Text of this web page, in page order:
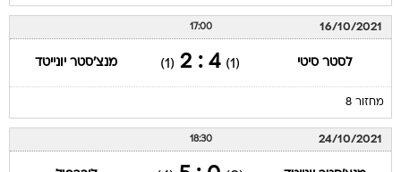
16/10/2021
17:00
לסטר סיטי (1)
4 : 2
(1) מנצ'סטר יונייטד
מחזור 8
24/10/2021
18:30